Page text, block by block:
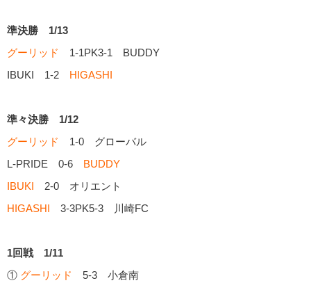
準決勝 1/13
グーリッド
1-1PK3-1 BUDDY
IBUKI 1-2 HIGASHI
準々決勝 1/12
グーリッド
1-0 グローバル
L-PRIDE 0-6 BUDDY
IBUKI 2-0 オリエント
HIGASHI 3-3PK5-3 川崎FC
1回戦 1/11
① グーリッド
5-3 小倉南